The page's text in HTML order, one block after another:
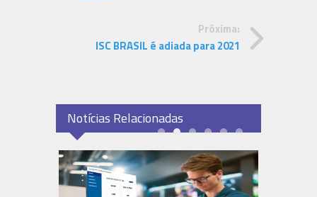
Próxima:
ISC BRASIL é adiada para 2021
Notícias Relacionadas